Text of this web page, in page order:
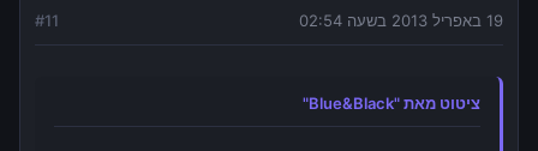
19 באפריל 2013 בשעה 02:54 #11
ציטוט מאת "Blue&Black"